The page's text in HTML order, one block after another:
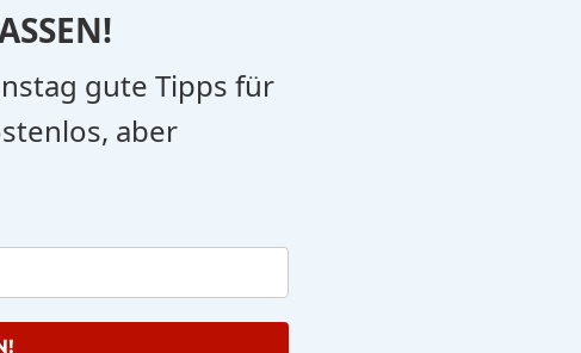
gute Tipps für
aber